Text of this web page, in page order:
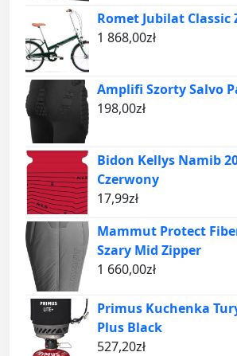
Romet Jubilat Classic
1 868,00zł
Amplifi Szorty Salvo
198,00zł
Bidon Kellys Namib
Czerwony
17,99zł
Mammut Protect
Szary Mid Zipper
1 660,00zł
Primus Kuchenka
Plus Black
527,20zł